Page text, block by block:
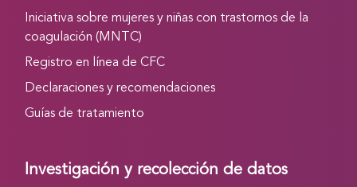
Iniciativa sobre mujeres y niñas con trastornos de la
coagulación (MNTC)
Registro en línea de CFC
Declaraciones y recomendaciones
Guías de tratamiento
Investigación y recolección de datos